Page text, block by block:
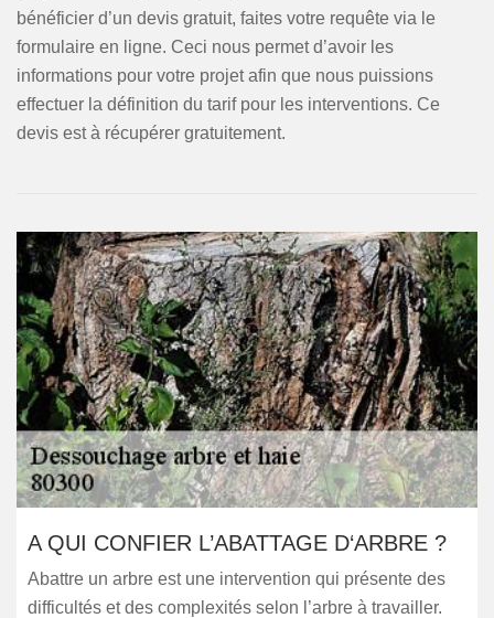
bénéficier d’un devis gratuit, faites votre requête via le
formulaire en ligne. Ceci nous permet d’avoir les
informations pour votre projet afin que nous puissions
effectuer la définition du tarif pour les interventions. Ce
devis est à récupérer gratuitement.
A QUI CONFIER L’ABATTAGE D‘ARBRE ?
Abattre un arbre est une intervention qui présente des
difficultés et des complexités selon l’arbre à travailler.